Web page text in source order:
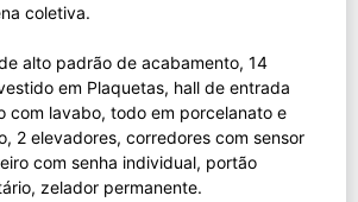
coletiva.
alto padrão de acabamento, 14
em Plaquetas, hall de entrada
com lavabo, todo em porcelanato e
2 elevadores, corredores com sensor
com senha individual, portão
zelador permanente.